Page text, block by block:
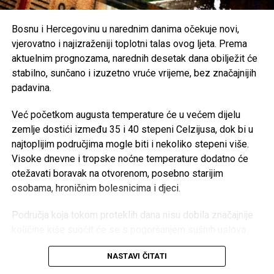
moguće, borave u rashlađenim prostorijama tokom
najtoplijeg dijela dana.
Share Post
Share
Tweet Share
Bosnu i Hercegovinu u narednim danima očekuje novi,
vjerovatno i najizraženiji toplotni talas ovog ljeta. Prema
aktuelnim prognozama, narednih desetak dana obilježit će
stabilno, sunčano i izuzetno vruće vrijeme, bez značajnijih
padavina.
Već početkom augusta temperature će u većem dijelu
zemlje dostići između 35 i 40 stepeni Celzijusa, dok bi u
najtoplijim područjima mogle biti i nekoliko stepeni više.
Visoke dnevne i tropske noćne temperature dodatno će
otežavati boravak na otvorenom, posebno starijim
osobama, hroničnim bolesnicima i djeci.
Područja koja tokom proteklih dana nisu dobila značajnije
Dugotrajan izostanak padavina mogao bi izazvati ozbiljne
posljedice za poljoprivredu, vodotokove i povećati rizik od
NASTAVI ČITATI